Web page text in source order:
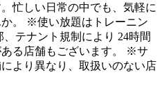
忙しい日常の中でも、気軽に
。 ※使い放題はトレーニン
テナント規制により 24時間
る店舗もございます。 ※サ
より異なり、取扱いのない店